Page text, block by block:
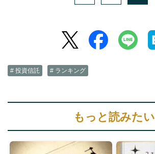
# 投資信託 # ランキング
もっと読みたい